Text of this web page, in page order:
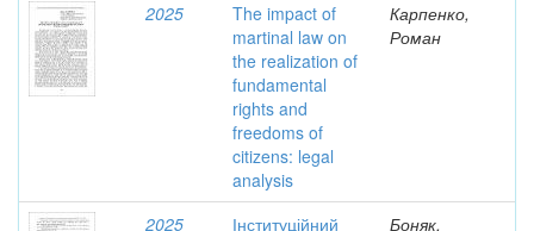
2025
The impact of
martinal law on
the realization of
fundamental
rights and
freedoms of
citizens: legal
analysis
Карпенко,
Роман
2025
Інституційний
Боняк,